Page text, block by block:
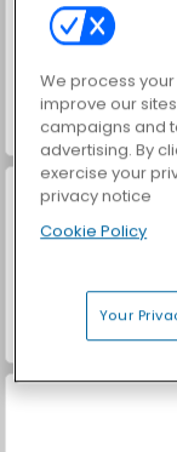
Farm Merge
Car Parking
We process
improve our
campaigns and
advertising. By
exercise your
privacy notice
Cookie Policy
Your